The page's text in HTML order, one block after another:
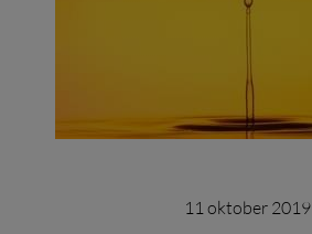
11 oktober 2019